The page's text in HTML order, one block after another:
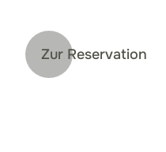
Zur Reservation